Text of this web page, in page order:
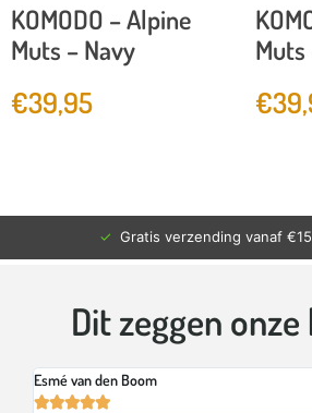
KOMODO – Alpine
Muts – Navy
€39,95
Muts
€
✓ Gratis verzending vanaf
Dit zeggen
Esmé van den Boom
